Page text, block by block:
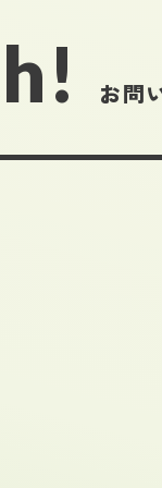
お問